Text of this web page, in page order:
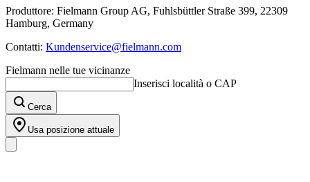
Produttore: Fielmann Group AG, Fuhlsbüttler Straße 399, 22309
Hamburg, Germany
Contatti: Kundenservice@fielmann.com
Fielmann nelle tue vicinanze
Inserisci località o CAP
Cerca
Usa posizione attuale